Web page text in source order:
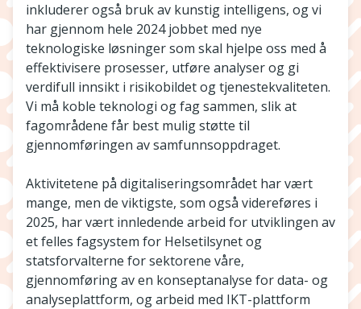
inkluderer også bruk av kunstig intelligens, og vi
har gjennom hele 2024 jobbet med nye
teknologiske løsninger som skal hjelpe oss med å
effektivisere prosesser, utføre analyser og gi
verdifull innsikt i risikobildet og tjenestekvaliteten.
Vi må koble teknologi og fag sammen, slik at
fagområdene får best mulig støtte til
gjennomføringen av samfunnsoppdraget.
Aktivitetene på digitaliseringsområdet har vært
mange, men de viktigste, som også videreføres i
2025, har vært innledende arbeid for utviklingen av
et felles fagsystem for Helsetilsynet og
statsforvalterne for sektorene våre,
gjennomføring av en konseptanalyse for data- og
analyseplattform, og arbeid med IKT-plattform